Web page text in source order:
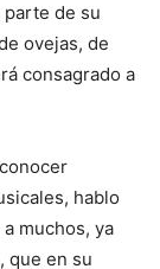
parte de su
ovejas, de
consagrado a
hablo
muchos, ya
que en su